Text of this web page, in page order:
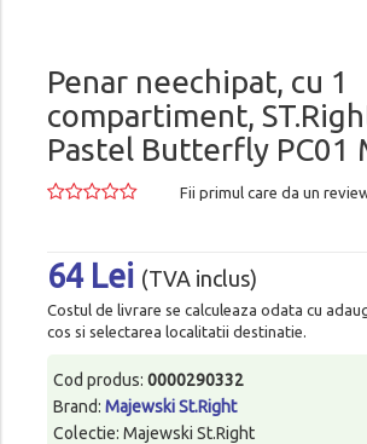
Penar neechipat, cu 1
compartiment,
Pastel Butterfly PC01
Fii primul care da un
64 Lei (TVA inclus)
Costul de livrare se calculeaza odata cu
cos si selectarea localitatii destinatie.
Cod produs: 0000290332
Brand: Majewski St.Right
Colectie: Majewski St.Right